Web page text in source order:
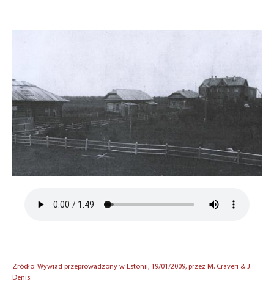
Zródło: Wywiad przeprowadzony w Estonii, 19/01/2009, przez M. Craveri & J.
Denis.